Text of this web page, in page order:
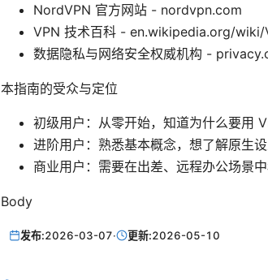
NordVPN 官方网站 - nordvpn.com
VPN 技术百科 - en.wikipedia.org/
数据隐私与网络安全权威机构 -
本指南的受众与定位
初级用户：从零开始，知道为什么要用
进阶用户：熟悉基本概念，想了解原生
商业用户：需要在出差、远程办公场景
Body
发布:2026-03-07· 更新:2026-05-10